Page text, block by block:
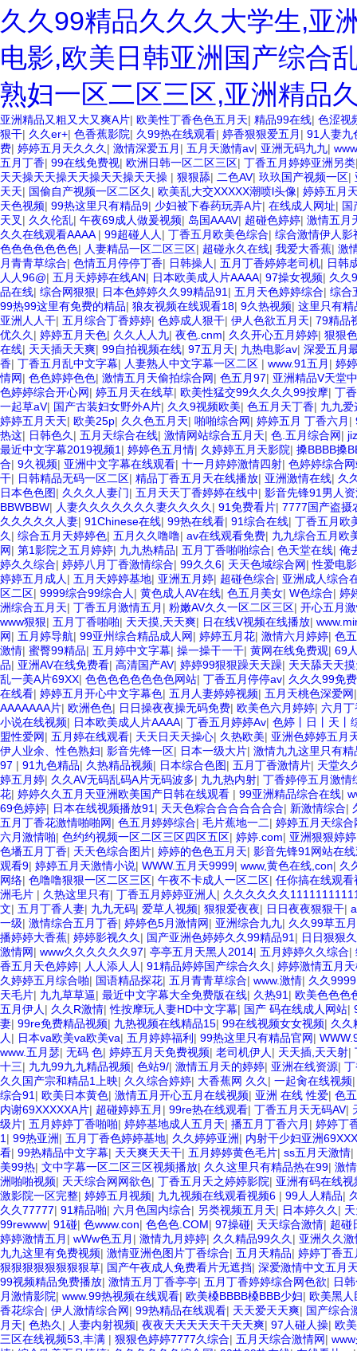
久久99精品久久久大学生,亚
电影,欧美日韩亚洲国产综合
熟妇一区二区三区,亚洲精品
亚洲精品又粗又大又爽A片| 欧美性丁香色色五月天| 精品99在线| 色涩视
狠干| 久久er+| 色香蕉影院| 久99热在线观看| 婷香狠狠爱五月 | 91人妻九
费| 婷婷五月天久久久 | 激情深爱五月 | 五月天激情av| 亚洲无码九九|
五月丁香| 99在线免费视| 欧洲日韩一区二区三区| 丁香五月婷婷亚洲另类
天天操天天操天天操天天操天天操 | 狠狠舔| 二色AV| 玖玖国产视频一区|
天天| 国偷自产视频一区二区久 | 欧美乱大交XXXXX潮喷l头像| 婷婷五月
天色视频| 99热这里只有精品9| 少妇被下春药玩弄A片| 在线成人网址| 国
天叉 | 久久伦乱| 午夜69成人做爰视频| 岛国AAAV| 超碰色婷婷| 激情五月
久久在线观看AAAA | 99超碰人人 | 丁香五月欧美色综合| 综合激情伊人影
色色色色色色色| 人妻精品一区二区三区| 超碰永久在线| 我爱大香蕉| 激
月青青草综合| 色情五月停停丁香| 日韩操人 | 五月丁香婷婷老司机| 日韩
人人96@| 五月天婷婷在线AN| 日本欧美成人片AAAA| 97操女视频| 久久
品在线| 综合网狠狠| 日本色婷婷久久99精品91 | 五月天色婷婷综合| 综合
99热99这里有免费的精品| 狼友视频在线观看18| 9久热视频| 这里只有精
亚洲人人干| 五月综合丁香婷婷| 色婷成人狠干| 伊人色欲五月天| 79精品
优久久 | 婷婷五月天色| 久久人人九| 夜色.cnm| 久久开心五月婷婷| 狠狠
在线| 天天插天天爽| 99自拍视频在线| 97五月天| 九热电影av| 深爱五月
香| 丁香五月乱中文字幕| 人妻熟人中文字幕一区二区 | www.91五月 | 婷
情网| 色色婷婷色色| 激情五月天偷拍综合网| 色五月97| 亚洲精品V天堂
色婷婷综合开心网| 婷五月天在线草| 欧美性猛交99久久久久99按摩| 丁
一起草aV| 国产古装妇女野外A片| 久久9视频欧美| 色五月天丁香| 九九爱
婷婷五月天天| 欧美25p| 久久色五月天| 啪啪综合网| 婷婷五月 丁香六月 |
热这| 日韩色久 | 五月天综合在线| 激情网站综合五月天| 色.五月综合网|
最近中文字幕2019视频1 | 婷婷色五月情| 久婷婷五月天影院| 搡BBBB搡
合| 9久视频| 亚洲中文字幕在线观看| 十一月婷婷激情四射| 色婷婷综合
干| 日韩精品无码一区二区| 精品丁香五月天在线播放| 亚洲激情在线| 久
日本色色图| 久久久人妻门| 五月天天丁香婷婷在线中| 影音先锋91男人
BBWBBW| 人妻久久久久久久久妻久久久久 | 91免费看片| 7777国产盗摄
久久久久久人妻| 91Chinese在线| 99热在线看| 91综合在线| 丁香五月欧
久 | 综合五月天婷婷色| 五月久久噜噜| av在线观看免费| 九九综合五月欧
网| 第1影院之五月婷婷| 九九热精品| 五月丁香啪啪综合| 色天堂在线| 俺
婷久久综合| 婷婷八月丁香激情综合| 99久久6| 天天色域综合网|性爱电
婷婷五月成人 | 五月天婷婷基地| 亚洲五月婷| 超碰色综合| 亚洲成人综合
区二区| 9999综合99综合人 | 黄色成人AV在线| 色五月美女| W色综合| 婷
洲综合五月天| 丁香五月激情五月 | 粉嫩AV久久一区二区三区| 开心五月
www狠狠| 五月丁香啪啪| 天天摸,天天爽| 日在线V视频在线播放|
网| 五月婷导航| 99亚州综合精品成人网| 婷婷五月花| 激情六月婷婷| 色
激情| 蜜臀99精品| 五月婷中文字幕| 操一操干一干| 黄网在线免费观| 69
品| 亚洲AV在线免费看| 高清国产AV| 婷婷99狠狠躁天天躁| 天天舔天天
乱一美A片69XX| 色色色色色色色色网站| 丁香五月停停av| 久久久99免
在线看| 婷婷五月开心中文字幕色| 五月人妻婷婷视频| 五月天桃色深爱网
AAAAAAA片| 欧洲色色| 日日操夜夜操无码免费| 欧美色六月婷婷| 六月
小说在线视频| 日本欧美成人片AAAA| 丁香五月婷婷Av| 色婷丨日丨天丨
盟性爱网| 五月婷在线观看| 天天日天天操心| 久热欧美| 亚洲色婷婷五月
伊人业余、性色熟妇| 影音先锋一区| 日本一级大片| 激情九九这里只有精
97 | 91九色精品| 久热精品视频| 日本综合色图| 五月丁香激情片| 天堂久
婷五月婷| 久久AV无码乱码A片无码波多| 九九热内射| 丁香婷停五月激情
花| 婷婷久久五月天亚洲欧美国产日韩在线观看 | 99亚洲精品综合在线|
69色婷婷| 日本在线视频播放91 | 天天色粽合合合合合合合| 新激情综合|
五月丁香花激情啪啪网| 色五月婷婷综合| 毛片蕉地一二| 婷婷五月天综合
六月激情啪| 色约约视频一区二区三区四区五区| 婷婷.com| 亚洲狠狠婷婷
色墦五月丁香| 天天色综合图片| 婷婷的色色五月天| 影音先锋91网站在
观看9| 婷婷五月天激情小说| WWW.五月天9999| www,黄色在线,con| 久
网络| 色噜噜狠狠一区二区三区| 午夜不卡成人一区二区| 任你搞在线观看
洲毛片 | 久热这里只有| 丁香五月婷婷亚洲人 | 久久久久久久
文| 五月丁香人妻| 九九无码| 爱草人视频| 狠狠爱夜夜| 日日夜夜狠狠干|
一级| 激情综合五月丁香| 婷婷色5月激情网| 亚洲综合九九| 久久99草五
播婷婷大香蕉| 婷婷影视久久 | 国产亚洲色婷婷久久99精品91 | 日日狠狠
激情网| www久久久久久久97| 亭亭五月天黑人2014| 五月婷婷久久综合|
香五月天色婷婷| 人人添人人 | 91精品婷婷国产综合久久 | 婷婷激情五月
久婷婷五月综合啪| 国语精品探花| 五月青青草综合| www.激情| 久久9999
天毛片| 九九草草逼| 最近中文字幕大全免费版在线| 久热91 | 欧美色色色
五月伊人 | 久久R激情|性按摩玩人妻HD中文字幕| 国产 码在线成人网站|
妻| 99re免费精品视频| 九热视频在线精品15| 99在线视频女女视频| 久久
人 | 日本va欧美va欧美va| 五月婷婷福利 | 99热这里只有精品官网|
www.五月瑟| 无码 色| 婷婷五月天免费视频| 老司机伊人 | 天天插,天天射|
十三| 九九99九九精品视频| 色站9/| 激情五月天的婷婷| 亚洲在线资源|
久久国产宗和精品1上映| 久久综合婷婷| 大香蕉网 久久 | 一起肏在线视频
综合91 | 欧美日本黄色| 激情五月开心五月在线视频| 亚洲 在线 性爱| 色
内谢69XXXXXA片| 超碰婷婷五月 | 99re热在线观看| 丁香五月天无码AV|
级片| 五月婷婷丁香啪啪| 婷婷基地成人五月天| 播五月丁香六月 | 婷婷丁
1 | 99热亚洲| 五月丁香色婷婷基地| 久久婷婷亚洲| 内射干少妇亚洲69XXX
看| 99热精品中文字幕| 天天爽天天干| 五月婷婷黄色毛片| ss五月天激情|
美99热| 文中字幕一区二区三区视频播放| 久久这里只有精品热在99| 激
洲啪啪视频| 天天综合网网欲色| 丁香五月天之婷婷影院| 亚洲有码在线视
激影院一区完整| 婷婷五月视频| 九九视频在线观看视频6 | 99人人精品|
久久77777| 91精品啪| 六月色国内综合| 另类视频五月天| 日本婷久久 |
99rewww| 91碰| 色www.con| 色色色.COM| 97操碰| 天天综合激情| 超碰
婷婷激情五月 | wWw色五月 | 激情九月婷婷| 久久精品99久久 | 亚洲久久激
九九这里有免费视频| 激情亚洲色图片丁香综合| 五月天精品| 婷婷丁香五
狠狠狠狠狠狠狠狠草| 国产午夜成人免费看片无遮挡| 深爱激情中文五月
99视频精品免费播放| 激情五月丁香亭亭| 五月丁香婷婷综合网色欲| 日
月激情影院| www.99热视频在线观看| 欧美槡BBBB槡BBB少妇| 欧美黑人
香花综合| 伊人激情综合网| 99热精品在线观看| 天天爱天天爽| 国产综合
月天| 色热久 | 人妻内射视频| 夜夜天天天天天干天天爽| 97人碰人操| 欧
三区在线视频53,丰满 | 狠狠色婷婷7777久综合| 五月天综合激情网|